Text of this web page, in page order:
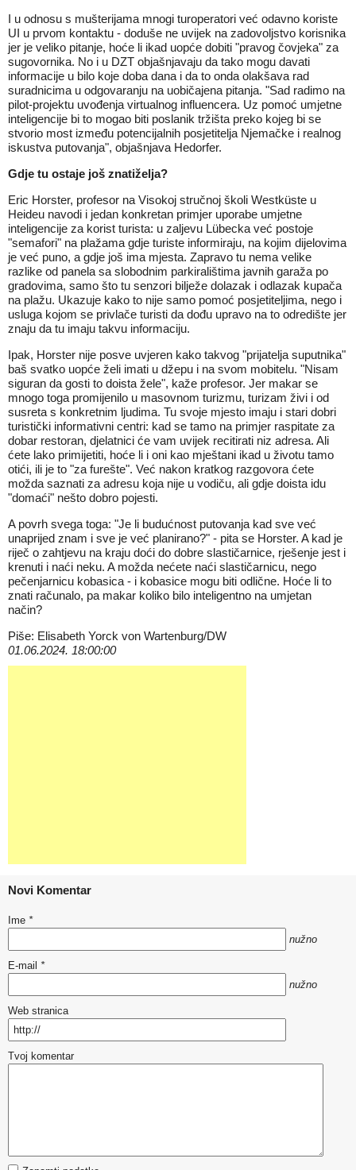
I u odnosu s mušterijama mnogi turoperatori već odavno koriste
UI u prvom kontaktu - doduše ne uvijek na zadovoljstvo korisnika
jer je veliko pitanje, hoće li ikad uopće dobiti "pravog čovjeka" za
sugovornika. No i u DZT objašnjavaju da tako mogu davati
informacije u bilo koje doba dana i da to onda olakšava rad
suradnicima u odgovaranju na uobičajena pitanja. "Sad radimo na
pilot-projektu uvođenja virtualnog influencera. Uz pomoć umjetne
inteligencije bi to mogao biti poslanik tržišta preko kojeg bi se
stvorio most između potencijalnih posjetitelja Njemačke i realnog
iskustva putovanja", objašnjava Hedorfer.
Gdje tu ostaje još znatiželja?
Eric Horster, profesor na Visokoj stručnoj školi Westküste u
Heideu navodi i jedan konkretan primjer uporabe umjetne
inteligencije za korist turista: u zaljevu Lübecka već postoje
"semafori" na plažama gdje turiste informiraju, na kojim dijelovima
je već puno, a gdje još ima mjesta. Zapravo tu nema velike
razlike od panela sa slobodnim parkiralištima javnih garaža po
gradovima, samo što tu senzori bilježe dolazak i odlazak kupača
na plažu. Ukazuje kako to nije samo pomoć posjetiteljima, nego i
usluga kojom se privlače turisti da dođu upravo na to odredište jer
znaju da tu imaju takvu informaciju.
Ipak, Horster nije posve uvjeren kako takvog "prijatelja suputnika"
baš svatko uopće želi imati u džepu i na svom mobitelu. "Nisam
siguran da gosti to doista žele", kaže profesor. Jer makar se
mnogo toga promijenilo u masovnom turizmu, turizam živi i od
susreta s konkretnim ljudima. Tu svoje mjesto imaju i stari dobri
turistički informativni centri: kad se tamo na primjer raspitate za
dobar restoran, djelatnici će vam uvijek recitirati niz adresa. Ali
ćete lako primijetiti, hoće li i oni kao mještani ikad u životu tamo
otići, ili je to "za furešte". Već nakon kratkog razgovora ćete
možda saznati za adresu koja nije u vodiču, ali gdje doista idu
"domaći" nešto dobro pojesti.
A povrh svega toga: "Je li budućnost putovanja kad sve već
unaprijed znam i sve je već planirano?" - pita se Horster. A kad je
riječ o zahtjevu na kraju doći do dobre slastičarnice, rješenje jest i
krenuti i naći neku. A možda nećete naći slastičarnicu, nego
pečenjarnicu kobasica - i kobasice mogu biti odlične. Hoće li to
znati računalo, pa makar koliko bilo inteligentno na umjetan
način?
Piše: Elisabeth Yorck von Wartenburg/DW
01.06.2024. 18:00:00
Novi Komentar
Ime *
nužno
E-mail *
nužno
Web stranica
Tvoj komentar